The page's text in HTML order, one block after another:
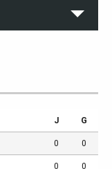
J G
0 0
0 0